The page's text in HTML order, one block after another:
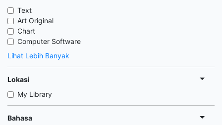
Text
Art Original
Chart
Computer Software
Lihat Lebih Banyak
Lokasi
My Library
Bahasa